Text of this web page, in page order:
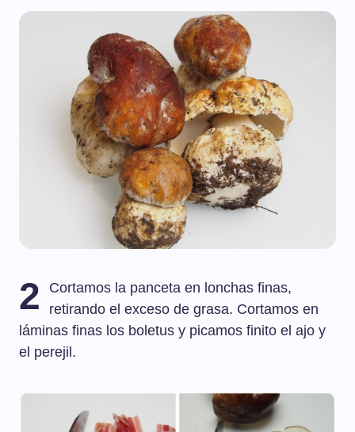
2
Cortamos la panceta en lonchas finas,
retirando el exceso de grasa. Cortamos en
láminas finas los boletus y picamos finito el ajo y
el perejil.